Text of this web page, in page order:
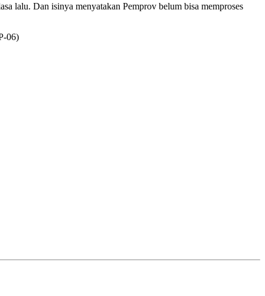
lalu. Dan isinya menyatakan Pemprov belum bisa memproses
06)